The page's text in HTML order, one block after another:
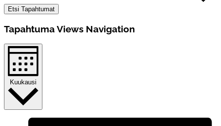
Etsi Tapahtumat
Tapahtuma Views Navigation
Kuukausi